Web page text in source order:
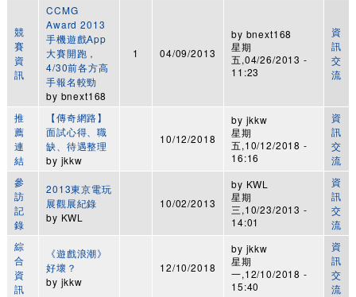
競
賽
資
訊
CCMG
Award 2013
手機遊戲App
大賽開跑，
4/30前各方高
手報名較勁
by bnext168
1 04/09/2013
by bnext168
星期
五,04/26/2013 -
11:23
資
訊
交
流
推
薦
連
結
【傳奇網路】
面試心得、職
缺、待遇整理
by jkkw
10/12/2018
by jkkw
星期
五,10/12/2018 -
16:16
資
訊
交
流
參
訪
記
錄
2013東京電玩
展觀展紀錄
by KWL
10/02/2013
by KWL
星期
三,10/23/2013 -
14:01
資
訊
交
流
綜
合
資
訊
《遊戲浪潮》
好壞？
by jkkw
12/10/2018
by jkkw
星期
一,12/10/2018 -
15:40
資
訊
交
流